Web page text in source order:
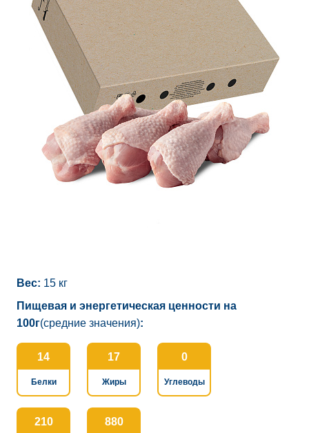
Вес: 15 кг
Пищевая и энергетическая ценности на
100г(средние значения):
14
Белки
17
Жиры
0
Углеводы
210 880